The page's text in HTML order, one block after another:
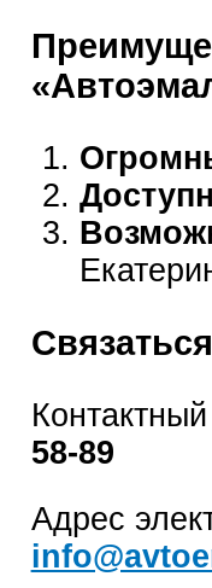
58-89
Адрес